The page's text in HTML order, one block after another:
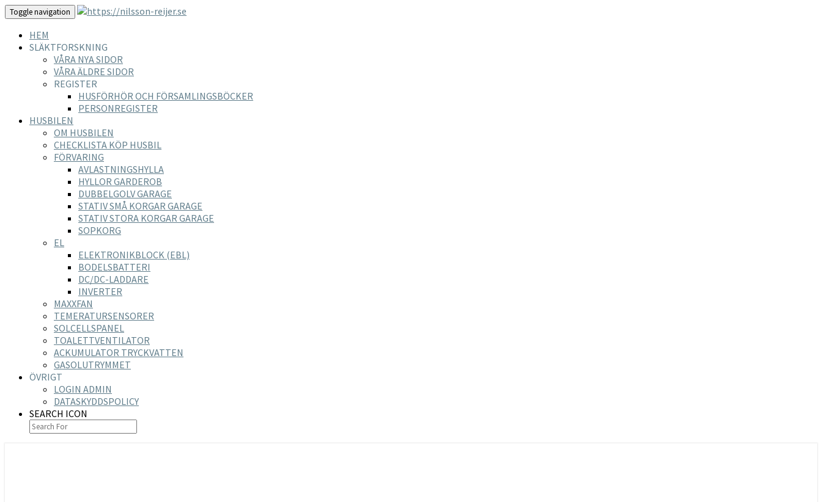
Toggle navigation
HEM
SLÄKTFORSKNING
VÅRA NYA SIDOR
VÅRA ÄLDRE SIDOR
REGISTER
HUSFÖRHÖR OCH FÖRSAMLINGSBÖCKER
PERSONREGISTER
HUSBILEN
OM HUSBILEN
CHECKLISTA KÖP HUSBIL
FÖRVARING
AVLASTNINGSHYLLA
HYLLOR GARDEROB
DUBBELGOLV GARAGE
STATIV SMÅ KORGAR GARAGE
STATIV STORA KORGAR GARAGE
SOPKORG
EL
ELEKTRONIKBLOCK (EBL)
BODELSBATTERI
DC/DC-LADDARE
INVERTER
MAXXFAN
TEMERATURSENSORER
SOLCELLSPANEL
TOALETTVENTILATOR
ACKUMULATOR TRYCKVATTEN
GASOLUTRYMMET
ÖVRIGT
LOGIN ADMIN
DATASKYDDSPOLICY
SEARCH ICON